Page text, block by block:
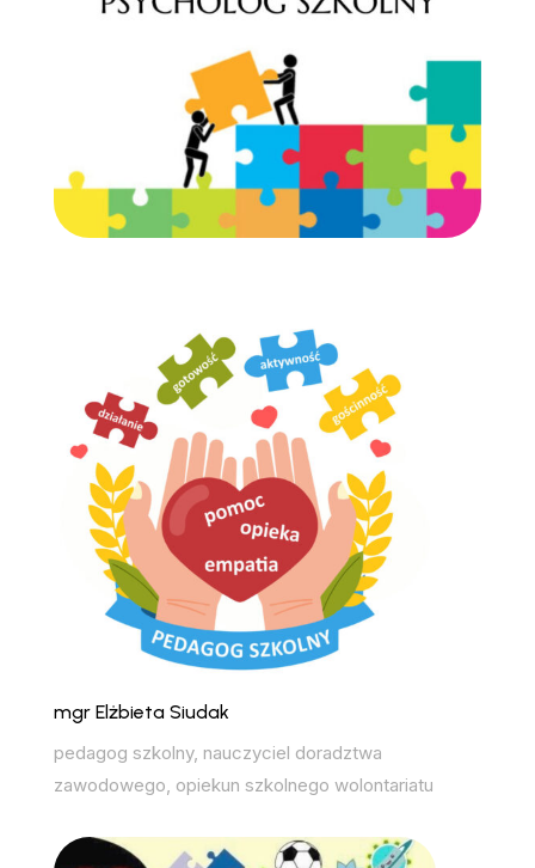
mgr Elżbieta Siudak
pedagog szkolny, nauczyciel doradztwa
zawodowego, opiekun szkolnego wolontariatu